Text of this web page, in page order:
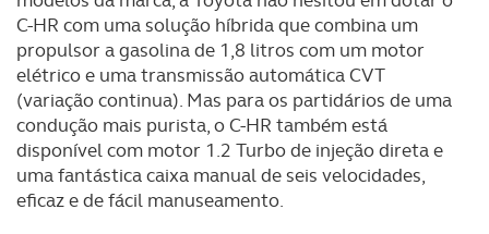
C-HR com uma solução híbrida que combina um
propulsor a gasolina de 1,8 litros com um motor
elétrico e uma transmissão automática CVT
(variação continua). Mas para os partidários de uma
condução mais purista, o C-HR também está
disponível com motor 1.2 Turbo de injeção direta e
uma fantástica caixa manual de seis velocidades,
eficaz e de fácil manuseamento.